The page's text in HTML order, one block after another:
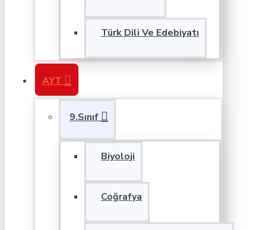
Türk Dili Ve Edebiyatı
AYT
9.Sınıf
Biyoloji
Coğrafya